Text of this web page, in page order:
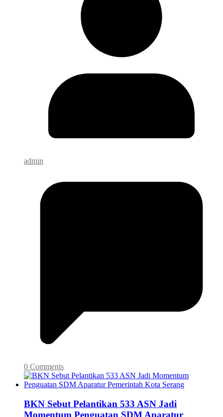
admin
0 Comments
BKN Sebut Pelantikan 533 ASN Jadi
Momentum Penguatan SDM Aparatur